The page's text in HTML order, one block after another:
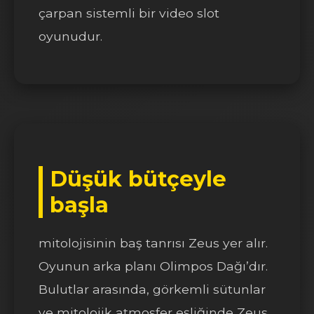
çarpan sistemli bir video slot
oyunudur.
Düşük bütçeyle
başla
mitolojisinin baş tanrısı Zeus yer alır.
Oyunun arka planı Olimpos Dağı’dır.
Bulutlar arasında, görkemli sütunlar